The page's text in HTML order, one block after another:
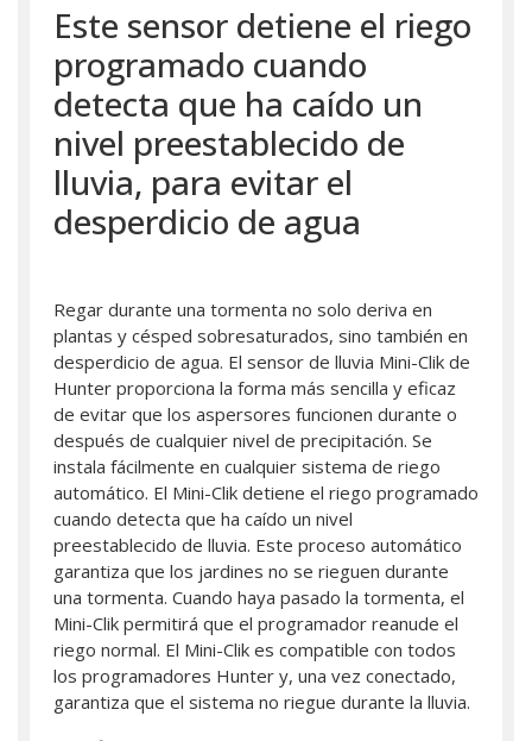
Este sensor detiene el riego
programado cuando
detecta que ha caído un
nivel preestablecido de
lluvia, para evitar el
desperdicio de agua
Regar durante una tormenta no solo deriva en
plantas y césped sobresaturados, sino también en
desperdicio de agua. El sensor de lluvia Mini-Clik de
Hunter proporciona la forma más sencilla y eficaz
de evitar que los aspersores funcionen durante o
después de cualquier nivel de precipitación. Se
instala fácilmente en cualquier sistema de riego
automático. El Mini-Clik detiene el riego programado
cuando detecta que ha caído un nivel
preestablecido de lluvia. Este proceso automático
garantiza que los jardines no se rieguen durante
una tormenta. Cuando haya pasado la tormenta, el
Mini-Clik permitirá que el programador reanude el
riego normal. El Mini-Clik es compatible con todos
los programadores Hunter y, una vez conectado,
garantiza que el sistema no riegue durante la lluvia.